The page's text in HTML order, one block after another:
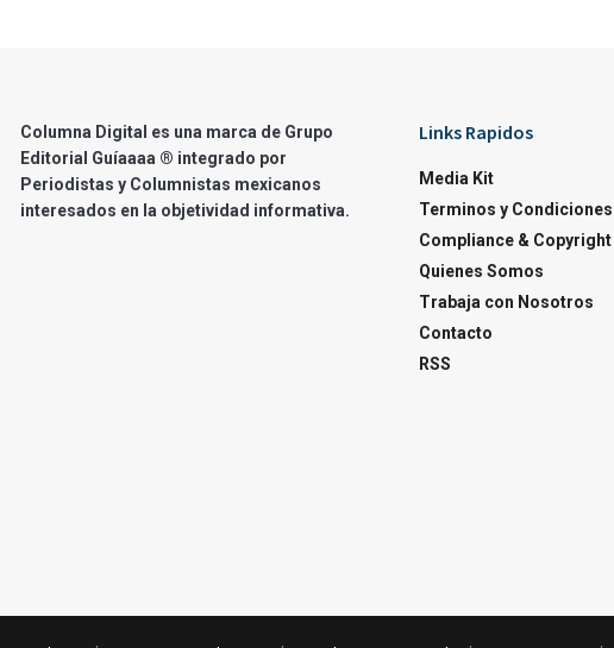
Columna Digital es una marca de Grupo
Editorial Guíaaaa ® integrado por
Periodistas y Columnistas mexicanos
interesados en la objetividad informativa.
Links Rapidos
Media Kit
Terminos y Condiciones
Compliance & Copyright
Quienes Somos
Trabaja con Nosotros
Contacto
RSS